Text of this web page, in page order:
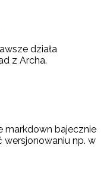
działa
z Archa.
bajecznie
wersjonowaniu np. w